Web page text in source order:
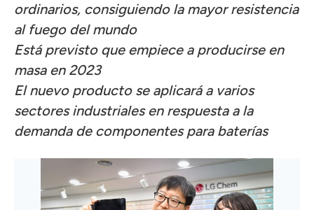
ordinarios, consiguiendo la mayor resistencia
al fuego del mundo
Está previsto que empiece a producirse en
masa en 2023
El nuevo producto se aplicará a varios
sectores industriales en respuesta a la
demanda de componentes para baterías